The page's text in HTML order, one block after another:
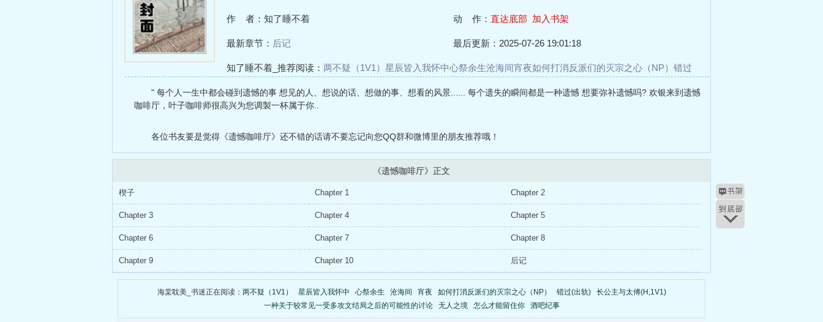
作 者：知了睡不着 动 作： 直达底部 加入书架
最新章节： 后记 最后更新：2025-07-26 19:01:18
知了睡不着_推荐阅读： 两不疑（1V1） 星辰皆入我怀中心祭余生沧海间宵夜如何打消反派们的灭宗之心（NP） 错过
" 每个人一生中都会碰到遗憾的事 想见的人、想说的话、想做的事、想看的风景...... 每个遗失的瞬间都是一种遗憾 想要弥补遗憾吗? 欢银来到遗憾
咖啡厅，叶子咖啡师很高兴为您调製一杯属于你..
各位书友要是觉得《遗憾咖啡厅》还不错的话请不要忘记向您QQ群和微博里的朋友推荐哦！
《遗憾咖啡厅》正文
楔子 Chapter 1 Chapter 2
Chapter 3 Chapter 4 Chapter 5
Chapter 6 Chapter 7 Chapter 8
Chapter 9 Chapter 10 后记
海棠耽美_书迷正在阅读： 两不疑（1V1） 星辰皆入我怀中 心祭余生 沧海间 宵夜 如何打消反派们的灭宗之心（NP） 错过(出轨)
长公主与太傅(H,1V1)
一种关于较常见一受多攻文结局之后的可能性的讨论
无人之境 怎么才能留住你 酒吧纪事